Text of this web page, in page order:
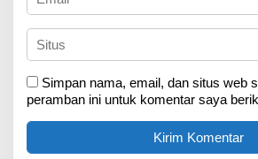
Simpan nama, email, dan situs web
peramban ini untuk komentar saya